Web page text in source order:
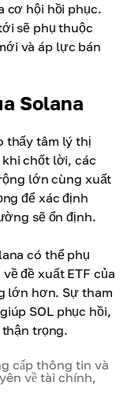
cơ hội hồi phục.
sẽ phụ thuộc
và áp lực bán
Solana
thấy tâm lý thị
chốt lời, các
lớn cùng xuất
để xác định
sẽ ổn định.
có thể phụ
đề xuất ETF của
lớn hơn. Sự tham
SOL phục hồi,
trọng.
cấp thông tin và
về tài chính,